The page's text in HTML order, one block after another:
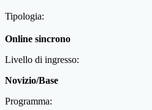
Tipologia:
Online sincrono
Livello di ingresso:
Novizio/Base
Programma: